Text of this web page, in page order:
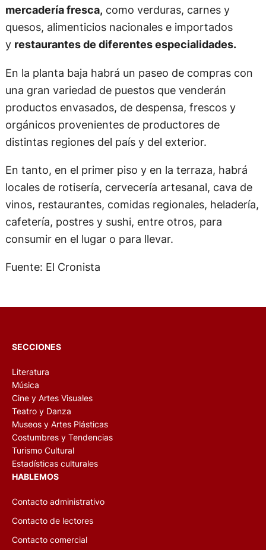
mercadería fresca, como verduras, carnes y
quesos, alimenticios nacionales e importados
y restaurantes de diferentes especialidades.
En la planta baja habrá un paseo de compras con
una gran variedad de puestos que venderán
productos envasados, de despensa, frescos y
orgánicos provenientes de productores de
distintas regiones del país y del exterior.
En tanto, en el primer piso y en la terraza, habrá
locales de rotisería, cervecería artesanal, cava de
vinos, restaurantes, comidas regionales, heladería,
cafetería, postres y sushi, entre otros, para
consumir en el lugar o para llevar.
Fuente: El Cronista
SECCIONES
Literatura
Música
Cine y Artes Visuales
Teatro y Danza
Museos y Artes Plásticas
Costumbres y Tendencias
Turismo Cultural
Estadísticas culturales
HABLEMOS
Contacto administrativo
Contacto de lectores
Contacto comercial